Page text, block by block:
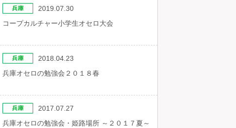
2019.07.30
コープカルチャー小学生オセロ大会
2018.04.23
兵庫オセロの勉強会２０１８春
2017.07.27
兵庫オセロの勉強会・姫路場所 ～２０１７夏～